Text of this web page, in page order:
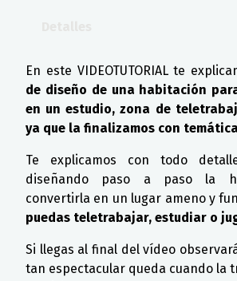
En este VIDEOTUTORIAL te
de diseño de una habitación
en un estudio, zona de
ya que la finalizamos con
Te explicamos con todo
diseñando paso a paso la
convertirla en un lugar ameno y
puedas teletrabajar, estudiar o
Si llegas al final del vídeo
tan espectacular queda cuando la